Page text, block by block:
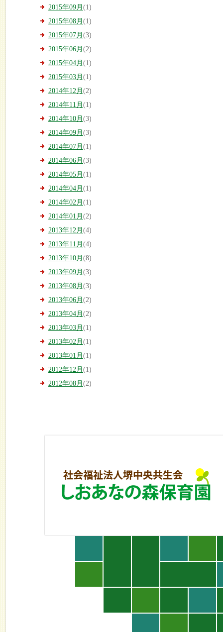
2015年09月 (1)
2015年08月 (1)
2015年07月 (3)
2015年06月 (2)
2015年04月 (1)
2015年03月 (1)
2014年12月 (2)
2014年11月 (1)
2014年10月 (3)
2014年09月 (3)
2014年07月 (1)
2014年06月 (3)
2014年05月 (1)
2014年04月 (1)
2014年02月 (1)
2014年01月 (2)
2013年12月 (4)
2013年11月 (4)
2013年10月 (8)
2013年09月 (3)
2013年08月 (3)
2013年06月 (2)
2013年04月 (2)
2013年03月 (1)
2013年02月 (1)
2013年01月 (1)
2012年12月 (1)
2012年08月 (2)